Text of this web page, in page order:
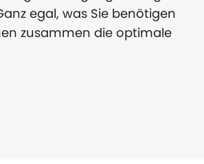
egal, was Sie benötigen
zusammen die optimale